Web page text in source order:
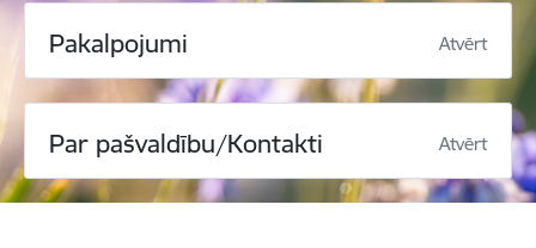
Pakalpojumi Atvērt
Par pašvaldību/Kontakti Atvērt